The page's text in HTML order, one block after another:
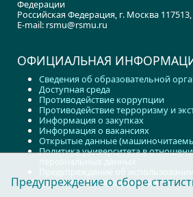
Федерации
Российская Федерация, г. Москва
E-mail: rsmu@rsmu.ru
ОФИЦИАЛЬНАЯ
Сведения об образовательной
Доступная среда
Противодействие коррупции
Противодействие терроризму и
Информация о закупках
Информация о вакансиях
Открытые данные
Политика университета в
других технических данных
Предупреждение о сборе